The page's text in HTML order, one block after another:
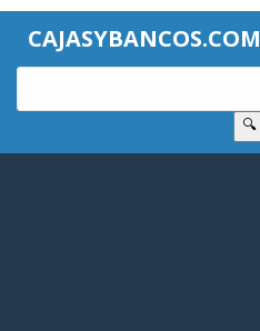
CAJASYBANCOS.COM
🔍